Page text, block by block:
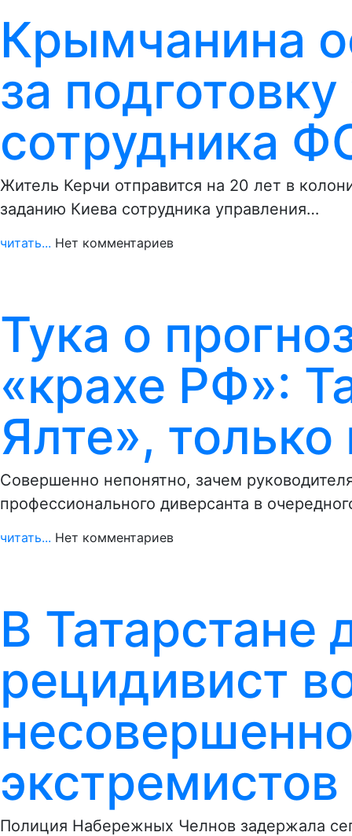
Крымчанина
за
сотрудника
Житель Керчи отправится на 20 лет в
заданию Киева сотрудника управления…
читать... Нет комментариев
Тука о
«крахе РФ»:
Ялте»,
Совершенно непонятно, зачем
профессионального диверсанта в
читать... Нет комментариев
В Татарстане
рецидивист
Полиция Набережных Челнов задержала